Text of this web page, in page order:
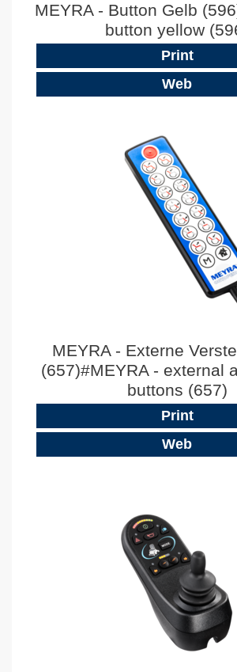
MEYRA - Button Gelb
button yellow
Print
Web
MEYRA - Externe
(657)#MEYRA - external
buttons (657)
Print
Web